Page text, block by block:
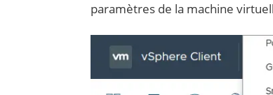
paramètres de la machine